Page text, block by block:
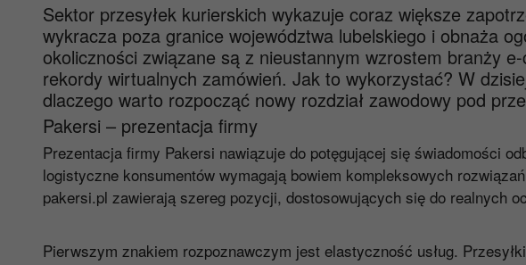
Sektor przesyłek kurierskich wykazuje coraz większe
wykracza poza granice województwa lubelskiego i obnaża
okoliczności związane są z nieustannym wzrostem branży
rekordy wirtualnych zamówień. Jak to wykorzystać? W
dlaczego warto rozpocząć nowy rozdział zawodowy pod
Pakersi – prezentacja firmy
Prezentacja firmy Pakersi nawiązuje do potęgującej się świadomości
logistyczne konsumentów wymagają bowiem kompleksowych
pakersi.pl zawierają szereg pozycji, dostosowujących się do realnych
Pierwszym znakiem rozpoznawczym jest elastyczność usług.